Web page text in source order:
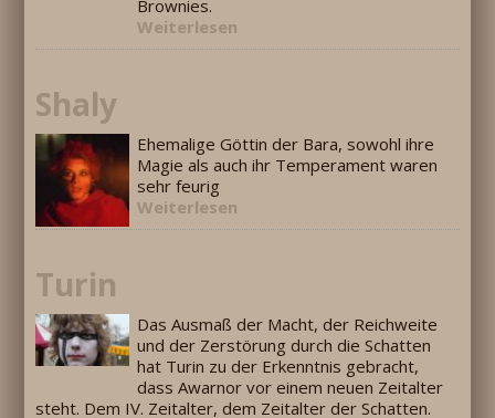
Brownies.
Weiterlesen
Shaly
Ehemalige Göttin der Bara, sowohl ihre
Magie als auch ihr Temperament waren
sehr feurig
Weiterlesen
Turin
Das Ausmaß der Macht, der Reichweite
und der Zerstörung durch die Schatten
hat Turin zu der Erkenntnis gebracht,
dass Awarnor vor einem neuen Zeitalter
steht. Dem IV. Zeitalter, dem Zeitalter der Schatten.